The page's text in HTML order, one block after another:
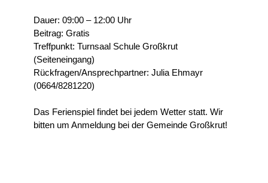
Dauer: 09:00 – 12:00 Uhr
Beitrag: Gratis
Treffpunkt: Turnsaal Schule Großkrut
(Seiteneingang)
Rückfragen/Ansprechpartner: Julia Ehmayr
(0664/8281220)
Das Ferienspiel findet bei jedem Wetter statt. Wir
bitten um Anmeldung bei der Gemeinde Großkrut!